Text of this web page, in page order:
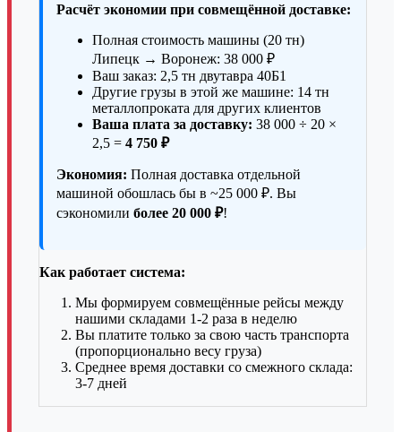
Расчёт экономии при совмещённой доставке:
Полная стоимость машины (20 тн)
Липецк → Воронеж: 38 000 ₽
Ваш заказ: 2,5 тн двутавра 40Б1
Другие грузы в этой же машине: 14 тн
металлопроката для других клиентов
Ваша плата за доставку: 38 000 ÷ 20 ×
2,5 = 4 750 ₽
Экономия: Полная доставка отдельной
машиной обошлась бы в ~25 000 ₽. Вы
сэкономили более 20 000 ₽!
Как работает система:
Мы формируем совмещённые рейсы между
нашими складами 1-2 раза в неделю
Вы платите только за свою часть транспорта
(пропорционально весу груза)
Среднее время доставки со смежного склада:
3-7 дней